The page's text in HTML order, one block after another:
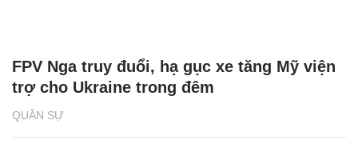
QUÂN SỰ
FPV Nga truy đuổi, hạ gục xe tăng Mỹ viện
trợ cho Ukraine trong đêm